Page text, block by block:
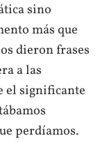
sino
más que
dieron frases
a las
el significante
perdíamos.